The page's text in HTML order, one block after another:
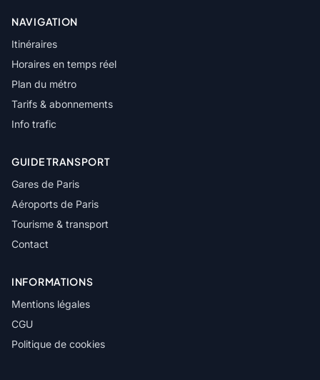
NAVIGATION
Itinéraires
Horaires en temps réel
Plan du métro
Tarifs & abonnements
Info trafic
GUIDE TRANSPORT
Gares de Paris
Aéroports de Paris
Tourisme & transport
Contact
INFORMATIONS
Mentions légales
CGU
Politique de cookies